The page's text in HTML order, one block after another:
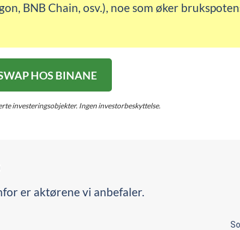
BNB Chain, osv.), noe som øker
HOS BINANE
investeringsobjekter. Ingen investorbeskyttelse.
er aktørene vi anbefaler.